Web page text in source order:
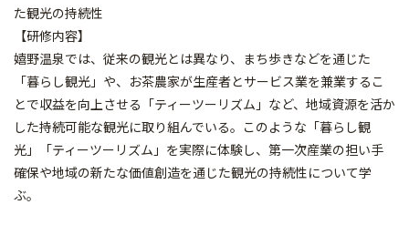
た観光の持続性
【研修内容】
嬉野温泉では、従来の観光とは異なり、まち歩きなどを通じた
「暮らし観光」や、お茶農家が生産者とサービス業を兼業するこ
とで収益を向上させる「ティーツーリズム」など、地域資源を活か
した持続可能な観光に取り組んでいる。このような「暮らし観
光」「ティーツーリズム」を実際に体験し、第一次産業の担い手
確保や地域の新たな価値創造を通じた観光の持続性について学
ぶ。